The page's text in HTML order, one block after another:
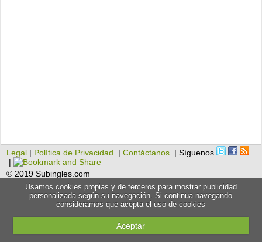
Legal | Política de Privacidad |Contáctanos | Síguenos
|
© 2019 Subingles.com
Usamos cookies propias y de terceros para mostrar publicidad
personalizada según su navegación. Si continua navegando
consideramos que acepta el uso de cookies
Aceptar